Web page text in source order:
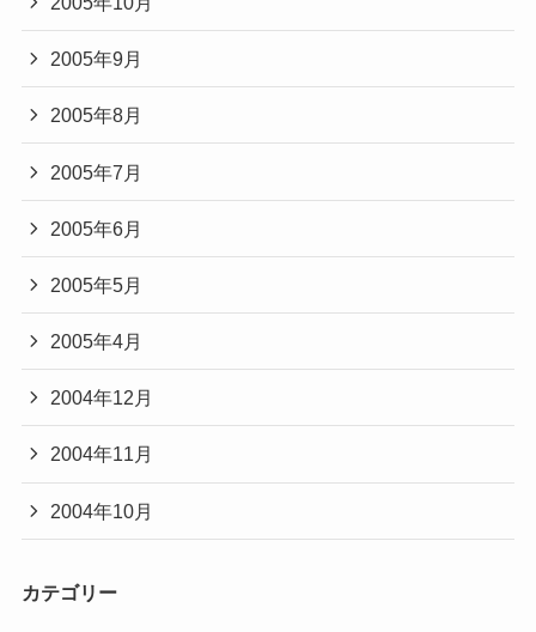
2005年9月
2005年8月
2005年7月
2005年6月
2005年5月
2005年4月
2004年12月
2004年11月
2004年10月
カテゴリー